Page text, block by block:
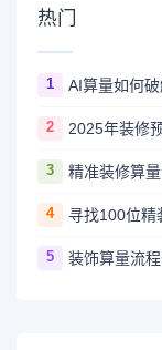
热门
1 AI算量如何
2
3 精准装修算
4 寻找100位精
5 装饰算量流